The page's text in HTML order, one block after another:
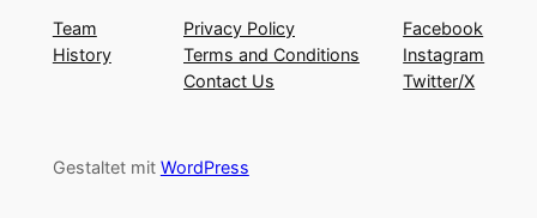
Team
History
Privacy Policy
Terms and Conditions
Contact Us
Facebook
Instagram
Twitter/X
Gestaltet mit WordPress